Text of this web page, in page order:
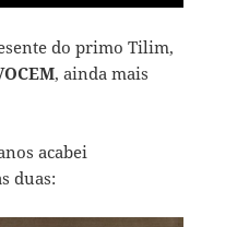
do primo Tilim,
, ainda mais
acabei
duas: